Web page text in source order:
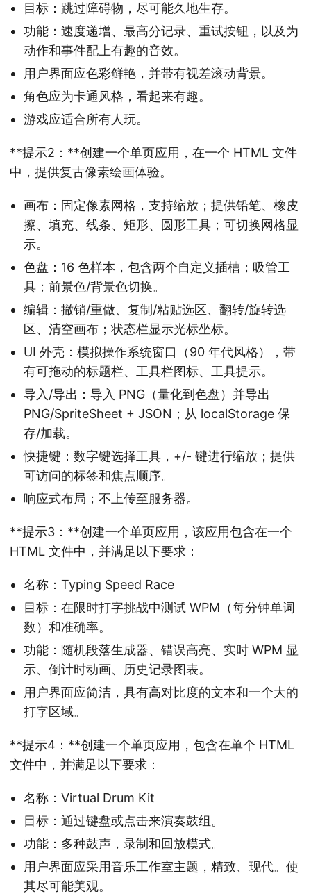
目标：跳过障碍物，尽可能久地生存。
功能：速度递增、最高分记录、重试按钮，以及为
动作和事件配上有趣的音效。
用户界面应色彩鲜艳，并带有视差滚动背景。
角色应为卡通风格，看起来有趣。
游戏应适合所有人玩。
**提示2：**创建一个单页应用，在一个 HTML 文件
中，提供复古像素绘画体验。
画布：固定像素网格，支持缩放；提供铅笔、橡皮
擦、填充、线条、矩形、圆形工具；可切换网格显
示。
色盘：16 色样本，包含两个自定义插槽；吸管工
具；前景色/背景色切换。
编辑：撤销/重做、复制/粘贴选区、翻转/旋转选
区、清空画布；状态栏显示光标坐标。
UI 外壳：模拟操作系统窗口（90 年代风格），带
有可拖动的标题栏、工具栏图标、工具提示。
导入/导出：导入 PNG（量化到色盘）并导出
PNG/SpriteSheet + JSON；从 localStorage 保
存/加载。
快捷键：数字键选择工具，+/- 键进行缩放；提供
可访问的标签和焦点顺序。
响应式布局；不上传至服务器。
**提示3：**创建一个单页应用，该应用包含在一个
HTML 文件中，并满足以下要求：
名称：Typing Speed Race
目标：在限时打字挑战中测试 WPM（每分钟单词
数）和准确率。
功能：随机段落生成器、错误高亮、实时 WPM 显
示、倒计时动画、历史记录图表。
用户界面应简洁，具有高对比度的文本和一个大的
打字区域。
**提示4：**创建一个单页应用，包含在单个 HTML
文件中，并满足以下要求：
名称：Virtual Drum Kit
目标：通过键盘或点击来演奏鼓组。
功能：多种鼓声，录制和回放模式。
用户界面应采用音乐工作室主题，精致、现代。使
其尽可能美观。